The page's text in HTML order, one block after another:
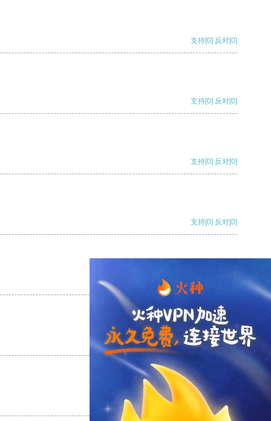
支持[0] 反对[0]
支持[0] 反对[0]
支持[0] 反对[0]
支持[0] 反对[0]
支持
支持[0] 反对[0]
支持[0] 反对[0]